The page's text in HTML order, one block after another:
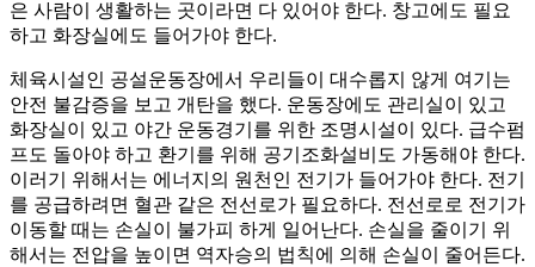
은 사람이 생활하는 곳이라면 다 있어야 한다. 창고에도 필요
하고 화장실에도 들어가야 한다.
체육시설인 공설운동장에서 우리들이 대수롭지 않게 여기는
안전 불감증을 보고 개탄을 했다. 운동장에도 관리실이 있고
화장실이 있고 야간 운동경기를 위한 조명시설이 있다. 급수펌
프도 돌아야 하고 환기를 위해 공기조화설비도 가동해야 한다.
이러기 위해서는 에너지의 원천인 전기가 들어가야 한다. 전기
를 공급하려면 혈관 같은 전선로가 필요하다. 전선로로 전기가
이동할 때는 손실이 불가피 하게 일어난다. 손실을 줄이기 위
해서는 전압을 높이면 역자승의 법칙에 의해 손실이 줄어든다.